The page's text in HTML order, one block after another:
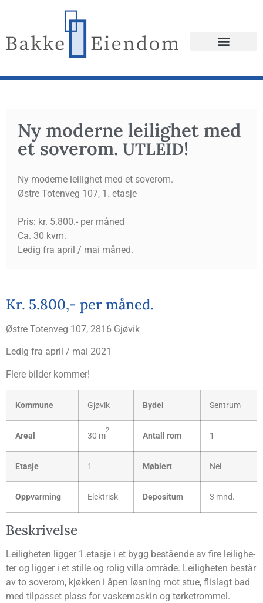
Ny moder­ne lei­lig­het med
et sove­rom. UTLEID!
Ny moderne leilighet med et soverom.
Østre Totenveg 107, 1. etasje
Pris: kr. 5.800.- per måned
Ca. 30 kvm.
Ledig fra april / mai måned.
Kr. 5.800,- per måned.
Øst­re Toten­veg 107, 2816 Gjøvik
Ledig fra april / mai 2021
Fle­re bil­der kommer!
Kom­mu­ne Gjø­vik Bydel Sen­trum
Are­al 30 m
2
Antall rom 1
Eta­sje 1 Møb­lert Nei
Opp­var­ming Elekt­risk Depo­si­tum 3 mnd.
Beskri­vel­se
Lei­lig­he­ten lig­ger 1.etasje i et bygg bestå­en­de av fire lei­lig­he­
ter og lig­ger i et stil­le og rolig vil­la områ­de. Lei­lig­he­ten består
av to sove­rom, kjøk­ken i åpen løs­ning mot stue, flis­lagt bad
med til­pas­set plass for vaske­ma­skin og tørketrommel.